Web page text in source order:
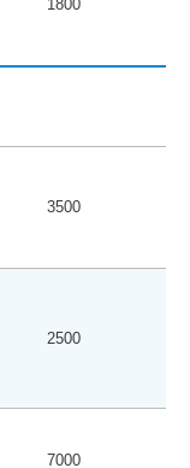
1800
3500
2500
7000